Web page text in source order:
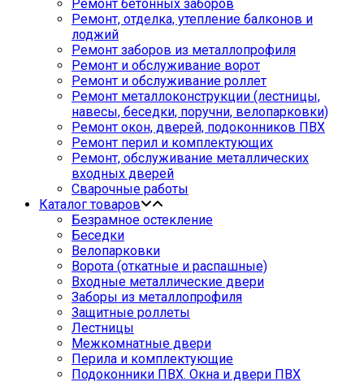
Ремонт бетонных заборов
Ремонт, отделка, утепление балконов и
лоджий
Ремонт заборов из металлопрофиля
Ремонт и обслуживание ворот
Ремонт и обслуживание роллет
Ремонт металлоконструкции (лестницы,
навесы, беседки, поручни, велопарковки)
Ремонт окон, дверей, подоконников ПВХ
Ремонт перил и комплектующих
Ремонт, обслуживание металлических
входных дверей
Сварочные работы
Каталог товаров
Безрамное остекление
Беседки
Велопарковки
Ворота (откатные и распашные)
Входные металлические двери
Заборы из металлопрофиля
Защитные роллеты
Лестницы
Межкомнатные двери
Перила и комплектующие
Подоконники ПВХ. Окна и двери ПВХ